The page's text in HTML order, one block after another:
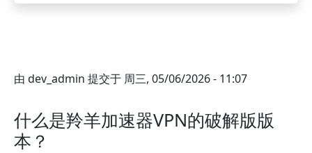
由 dev_admin 提交于 周三, 05/06/2026 - 11:07
什么是羚羊加速器VPN的破解版版
本？